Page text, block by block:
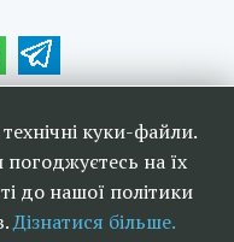
куки-файли.
на їх
до нашої політики
Дізнатися більше.